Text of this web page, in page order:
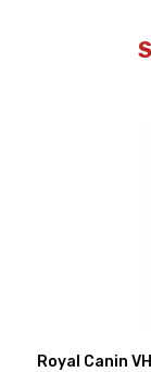
Royal Canin